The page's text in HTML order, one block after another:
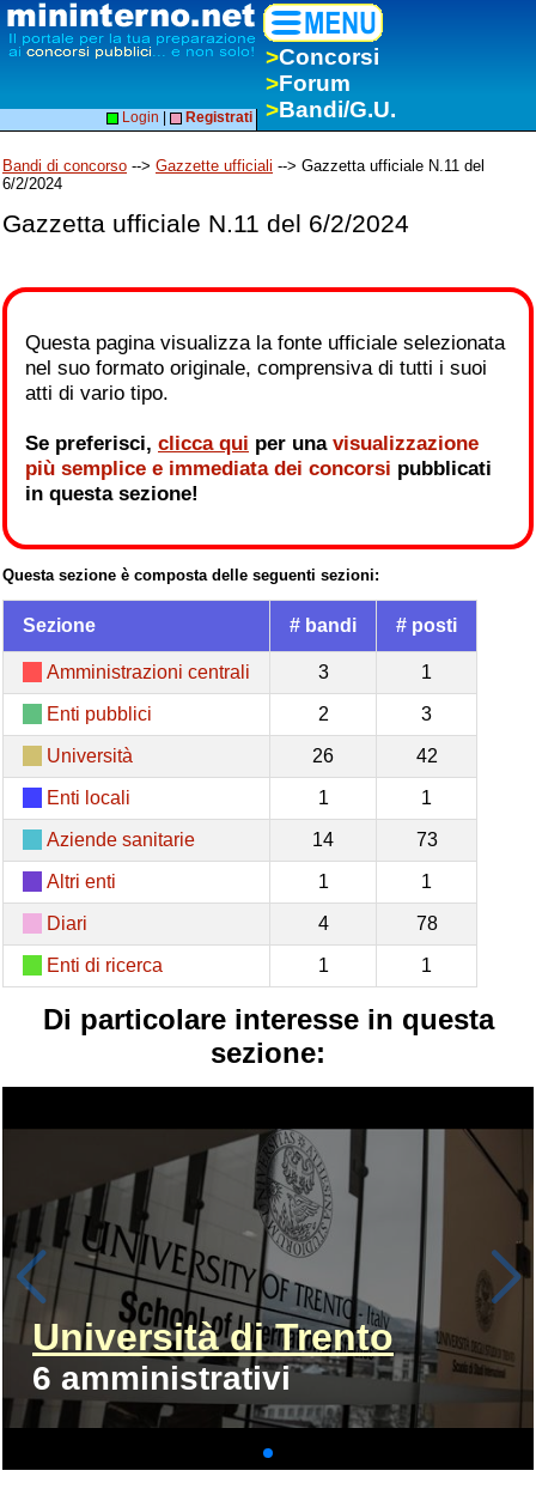
>Concorsi
>Forum
>Bandi/G.U.
Login Registrati
Bandi di concorso --> Gazzette ufficiali --> Gazzetta ufficiale N.11 del
6/2/2024
Gazzetta ufficiale N.11 del 6/2/2024
Questa pagina visualizza la fonte ufficiale selezionata
nel suo formato originale, comprensiva di tutti i suoi
atti di vario tipo.
Se preferisci, clicca qui per una visualizzazione
più semplice e immediata dei concorsi pubblicati
in questa sezione!
Questa sezione è composta delle seguenti sezioni:
Sezione # bandi # posti
Amministrazioni centrali 3 1
Enti pubblici 2 3
Università 26 42
Enti locali 1 1
Aziende sanitarie 14 73
Altri enti 1 1
Diari 4 78
Enti di ricerca 1 1
Di particolare interesse in questa
sezione:
Università di Trento
6 amministrativi